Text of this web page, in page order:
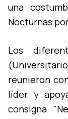
una
Nocturnas
Los
reunieron
lí­der y
consigna